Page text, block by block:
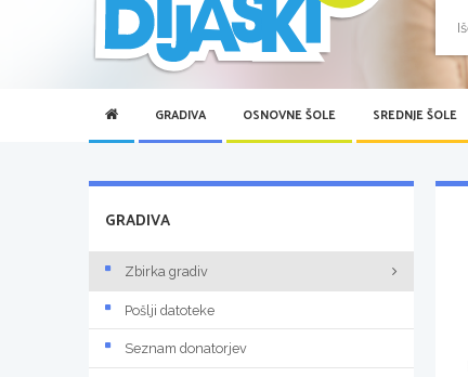
GRADIVA OSNOVNE ŠOLE SREDNJE ŠOLE
GRADIVA
Zbirka gradiv
Pošlji datoteke
Seznam donatorjev